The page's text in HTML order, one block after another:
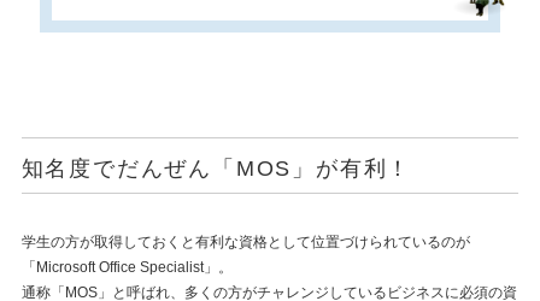
知名度でだんぜん「MOS」が有利！
学生の方が取得しておくと有利な資格として位置づけられているのが
「Microsoft Office Specialist」。
通称「MOS」と呼ばれ、多くの方がチャレンジしているビジネスに必須の資